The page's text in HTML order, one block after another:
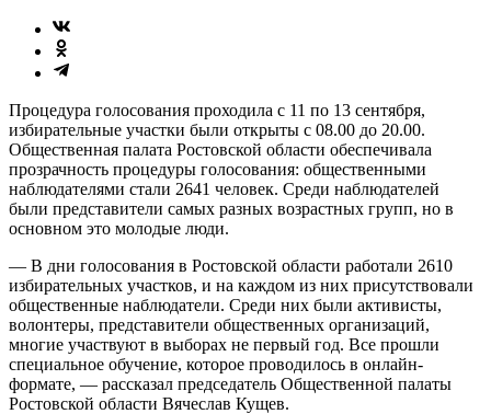
Процедура голосования проходила с 11 по 13 сентября,
избирательные участки были открыты с 08.00 до 20.00.
Общественная палата Ростовской области обеспечивала
прозрачность процедуры голосования: общественными
наблюдателями стали 2641 человек. Среди наблюдателей
были представители самых разных возрастных групп, но в
основном это молодые люди.
— В дни голосования в Ростовской области работали 2610
избирательных участков, и на каждом из них присутствовали
общественные наблюдатели. Среди них были активисты,
волонтеры, представители общественных организаций,
многие участвуют в выборах не первый год. Все прошли
специальное обучение, которое проводилось в онлайн-
формате, — рассказал председатель Общественной палаты
Ростовской области Вячеслав Кущев.